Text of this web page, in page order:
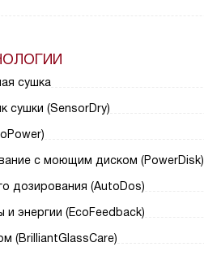
сушка
сушки (SensorDry)
с моющим диском (PowerDisk)
дозирования (AutoDos)
энергии (EcoFeedback)
(BrilliantGlassCare)